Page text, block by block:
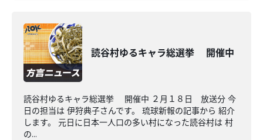
読谷村ゆるキャラ総選挙 開催中
読谷村ゆるキャラ総選挙 開催中 ２月１８日 放送分 今
日の担当は 伊狩典子さんです。 琉球新報の記事から 紹介
します。 元日に日本一人口の多い村になった読谷村は 村
の...